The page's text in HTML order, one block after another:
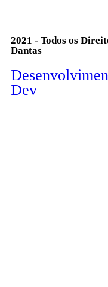
2021 - Todos os
Dantas
Dev